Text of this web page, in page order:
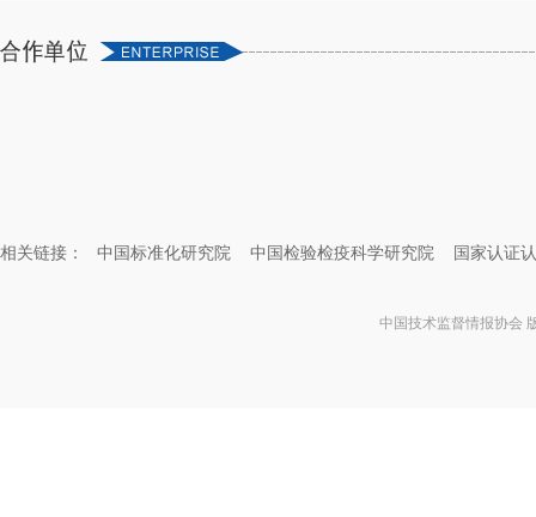
相关链接： 中国标准化研究院 中国检验检疫科学研究院 国家认证
中国技术监督情报协会